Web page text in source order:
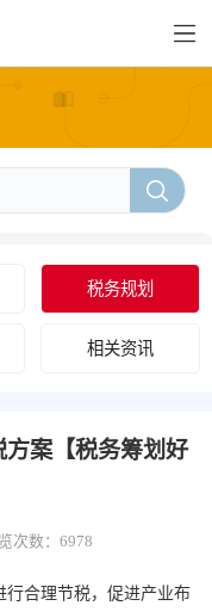
税务规划
相关资讯
案【税务筹划好
次数：6978
行合理节税，促进产业布